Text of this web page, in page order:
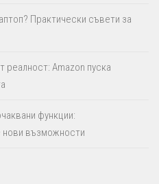
Практически съвети за
реалност: Amazon пуска
функции:
нови възможности